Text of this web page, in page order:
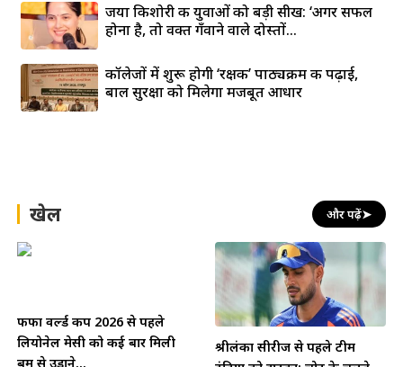
जया किशोरी की युवाओं को बड़ी सीख: ‘अगर सफल
होना है, तो वक्त गँवाने वाले दोस्तों...
कॉलेजों में शुरू होगी ‘रक्षक’ पाठ्यक्रम की पढ़ाई,
बाल सुरक्षा को मिलेगा मजबूत आधार
खेल और पढ़ें➤
फीफा वर्ल्ड कप 2026 से पहले
लियोनेल मेसी को कई बार मिली
बम से उड़ाने...
श्रीलंका सीरीज से पहले टीम